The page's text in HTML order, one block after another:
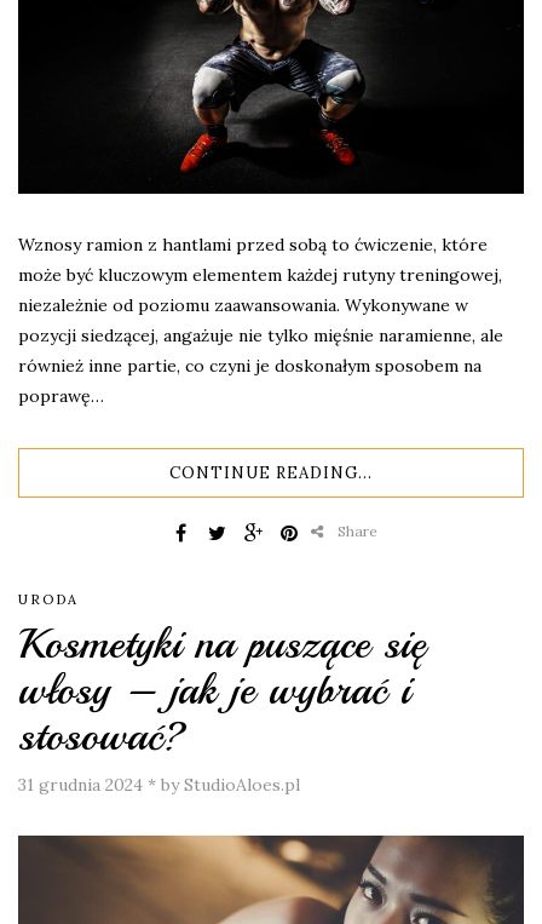
Wznosy ramion z hantlami przed sobą to ćwiczenie, które
może być kluczowym elementem każdej rutyny treningowej,
niezależnie od poziomu zaawansowania. Wykonywane w
pozycji siedzącej, angażuje nie tylko mięśnie naramienne, ale
również inne partie, co czyni je doskonałym sposobem na
poprawę…
CONTINUE READING...
Share
URODA
Kosmetyki na puszące się
włosy – jak je wybrać i
stosować?
31 grudnia 2024 * by StudioAloes.pl